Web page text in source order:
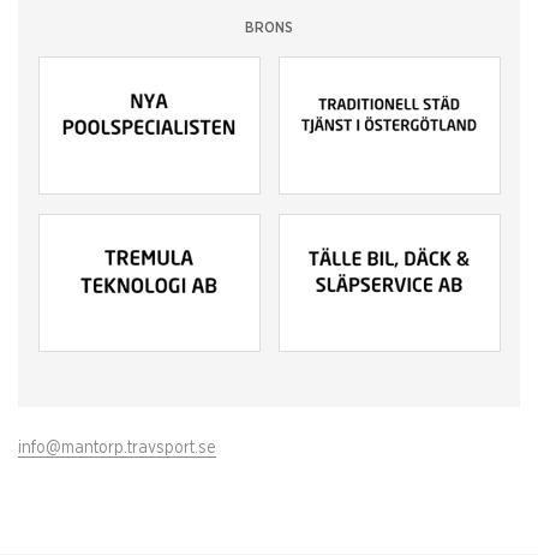
BRONS
info@mantorp.travsport.se